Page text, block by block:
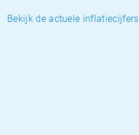
Bekijk de actuele inflatiecijfers